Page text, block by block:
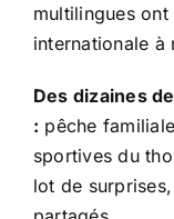
multilingues
internationale à
Des dizaines
: pêche
sportives du
lot de